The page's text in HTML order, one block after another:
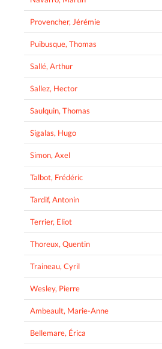
Provencher, Jérémie
Puibusque, Thomas
Sallé, Arthur
Sallez, Hector
Saulquin, Thomas
Sigalas, Hugo
Simon, Axel
Talbot, Frédéric
Tardif, Antonin
Terrier, Eliot
Thoreux, Quentin
Traineau, Cyril
Wesley, Pierre
Ambeault, Marie-Anne
Bellemare, Érica